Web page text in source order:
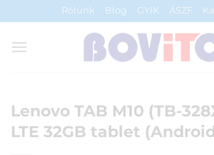
to
content
Rólunk Blog GYIK ÁSZF
Lenovo TAB M10 (TB-
LTE 32GB tablet